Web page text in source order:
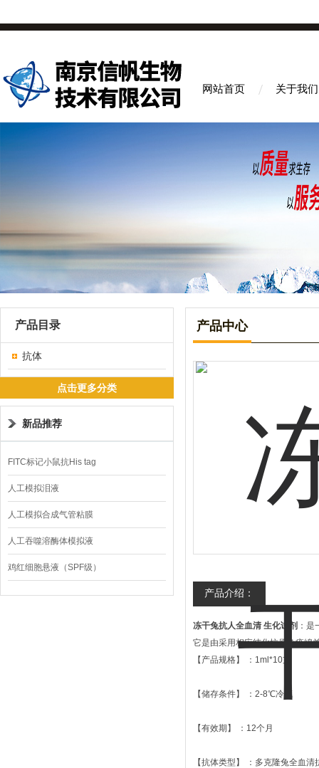
网站首页 关于我们
产品目录
抗体
点击更多分类
新品推荐
FITC标记小鼠抗His tag
人工模拟泪液
人工模拟合成气管粘膜
人工吞噬溶酶体模拟液
鸡红细胞悬液（SPF级）
产品中心
产品介绍：
冻干兔抗人全血清 生化试剂 ：
它是由采用相应纯化抗原免疫绵
【产品规格】 ：
【储存条件】 ：2-8℃冷藏
【有效期】 ：12个月
【抗体类型】 ：多克隆兔全血清